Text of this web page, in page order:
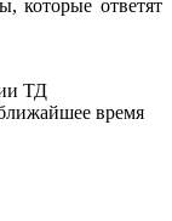
которые ответят
ТД
время